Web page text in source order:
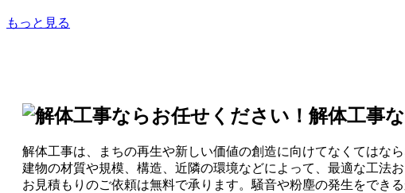
もっと見る
解体工事
解体工事は、まちの再生や新しい価値の創造に向けてなくてはな
建物の材質や規模、構造、近隣の環境などによって、最適な工法
お見積もりのご依頼は無料で承ります。騒音や粉塵の発生をでき